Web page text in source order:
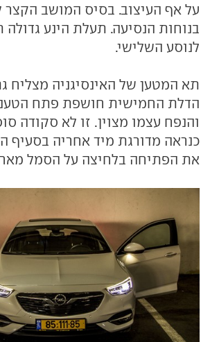
על אף העיצוב. בסיס המושב הקצר
בנוחות הנסיעה. תעלת הינע גדולה
לנוסע השלישי.
תא המטען של האינסיגניה מצליח
הדלת החמישית חושפת פתח הטענה
והנפח עצמו מצוין. זו לא סקודה
כנראה מדורגת מיד אחריה בסעיף
את הפתיחה בלחיצה על הסמל